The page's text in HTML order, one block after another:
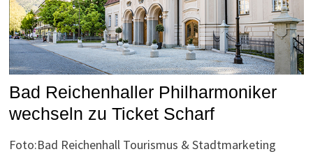
Bad Reichenhaller Philharmoniker
wechseln zu Ticket Scharf
Foto:Bad Reichenhall Tourismus & Stadtmarketing